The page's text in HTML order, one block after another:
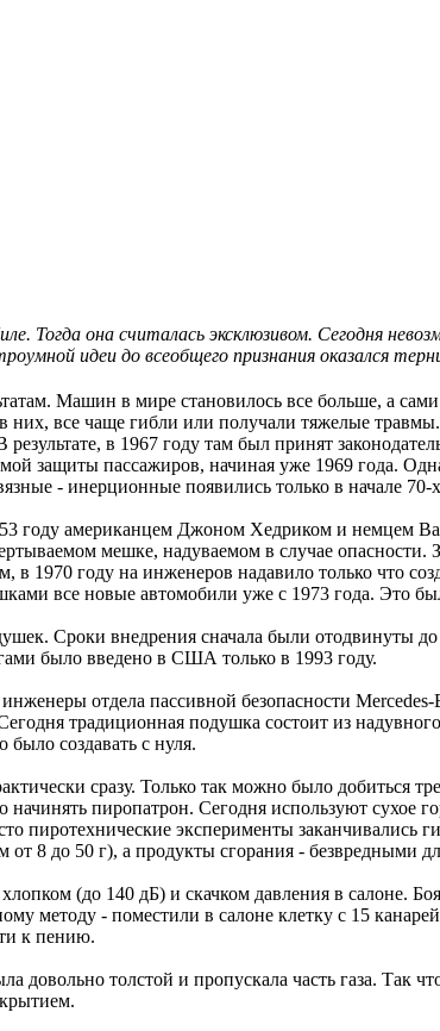
Тогда она считалась эксклюзивом. Сегодня
идеи до всеобщего признания оказался
Машин в мире становилось все больше, а
все чаще гибли или получали тяжелые
в 1967 году там был принят
защиты пассажиров, начиная уже 1969 года.
- инерционные появились только в начале 70-
году американцем Джоном Хедриком и немцем
мешке, надуваемом в случае опасности.
в 1970 году на инженеров надавило только что
все новые автомобили уже с 1973 года. Это
Сроки внедрения сначала были отодвинуты
было введено в США только в 1993 году.
отдела пассивной безопасности
традиционная подушка состоит из
было создавать с нуля.
сразу. Только так можно было добиться
пиропатрон. Сегодня используют сухое
пиротехнические эксперименты заканчивались
8 до 50 г), а продукты сгорания - безвредными
(до 140 дБ) и скачком давления в салоне.
методу - поместили в салоне клетку с 15
к пению.
довольно толстой и пропускала часть газа. Так